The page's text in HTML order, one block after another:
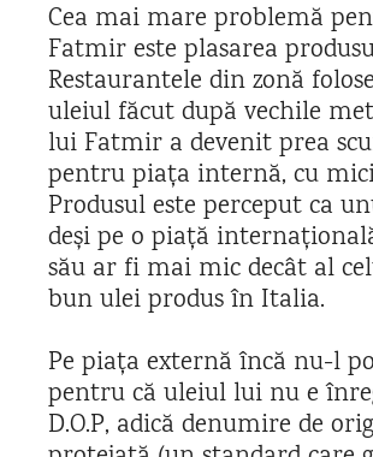
Cea mai mare problemă
Fatmir este plasarea
Restaurantele din zonă
uleiul făcut după vechile
lui Fatmir a devenit prea
pentru piața internă, cu
Produsul este perceput ca
deși pe o piață
său ar fi mai mic decât al
bun ulei produs în Italia.
Pe piața externă încă nu-l
pentru că uleiul lui nu e
D.O.P, adică denumire de